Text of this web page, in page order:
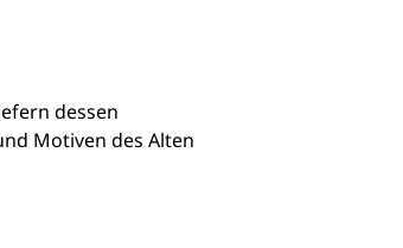
dessen
Motiven des Alten